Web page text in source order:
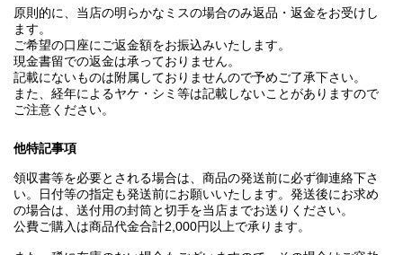
原則的に、当店の明らかなミスの場合のみ返品・返金をお受けし
ます。
ご希望の口座にご返金額をお振込みいたします。
現金書留での返金は承っておりません。
記載にないものは附属しておりませんので予めご了承下さい。
また、経年によるヤケ・シミ等は記載しないことがありますので
ご注意ください。
他特記事項
領収書等を必要とされる場合は、商品の発送前に必ず御連絡下さ
い。日付等の指定も発送前にお願いいたします。発送後にお求め
の場合は、送付用の封筒と切手を当店までお送りください。
公費ご購入は商品代金合計2,000円以上で承ります。